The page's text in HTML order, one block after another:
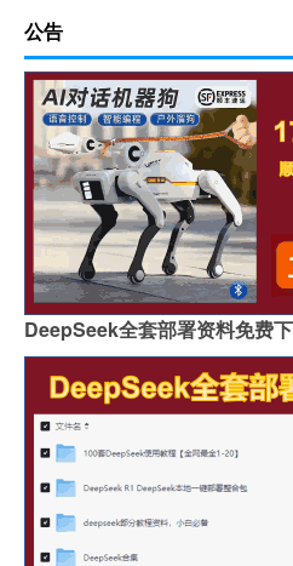
公告
DeepSeek全套部署资料免费